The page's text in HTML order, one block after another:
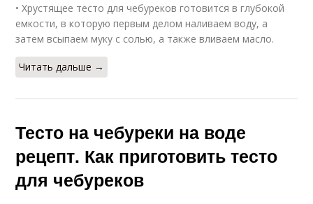
• Хрустящее тесто для чебуреков готовится в глубокой
емкости, в которую первым делом наливаем воду, а
затем всыпаем муку с солью, а также вливаем масло.
Читать дальше →
Тесто на чебуреки на воде
рецепт. Как приготовить тесто
для чебуреков